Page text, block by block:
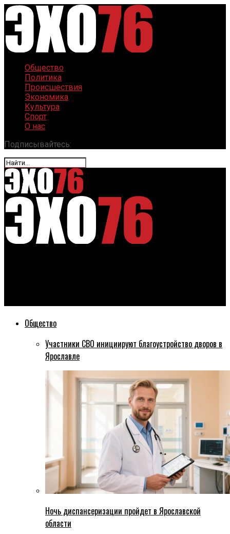
Общество
Политика
Происшествия
Экономика
Культура
Спорт
О нас
Подписывайтесь:
Общество
Участники СВО инициируют благоустройство дворов в
Ярославле
Ночь диспансеризации пройдет в Ярославской
области